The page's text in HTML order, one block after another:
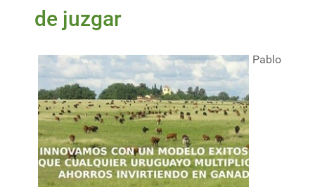
de juzgar
Pablo